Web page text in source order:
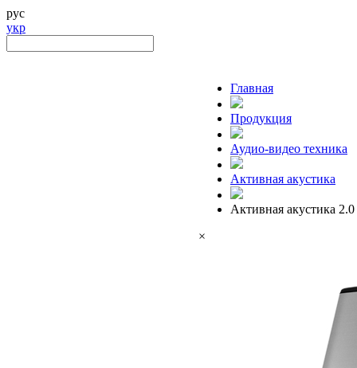
рус
укр
Главная
Продукция
Аудио-видео техника
Активная акустика
Активная акустика 2.0
×